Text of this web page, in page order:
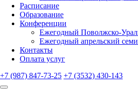
Расписание
Образование
Конференции
Ежегодный Поволжско-
Ежегодный апрельский
Контакты
Оплата услуг
+7 (987) 847-73-25 +7 (3532) 430-143